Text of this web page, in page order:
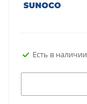
Есть в наличии